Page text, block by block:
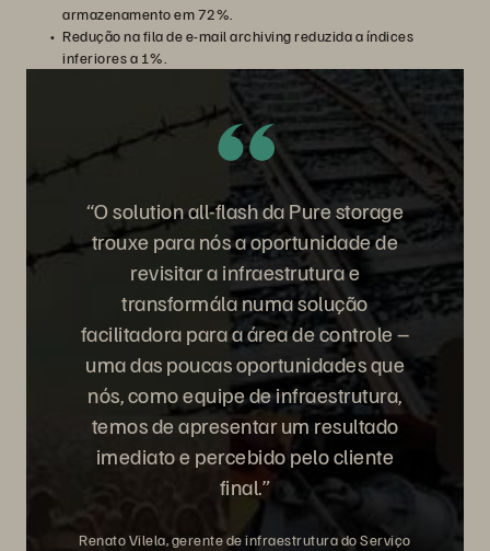
armazenamento em 72%.
Redução na fila de e-mail archiving reduzida a índices
inferiores a 1%.
“O solution all-flash da Pure storage
trouxe para nós a oportunidade de
revisitar a infraestrutura e
transformála numa solução
facilitadora para a área de controle –
uma das poucas oportunidades que
nós, como equipe de infraestrutura,
temos de apresentar um resultado
imediato e percebido pelo cliente
final.”
Renato Vilela, gerente de infraestrutura do Serviço